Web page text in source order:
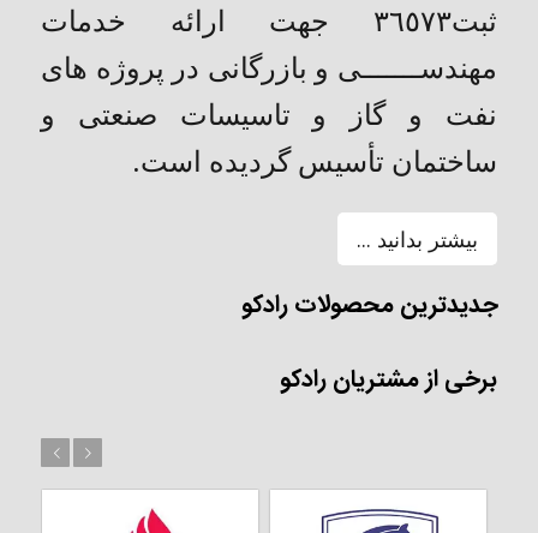
ثبت٣٦٥٧٣ جهت ارائه خدمات
مهندســـــــی و بازرگانی در پروژه های
نفت و گاز و تاسیسات صنعتی و
ساختمان تأسیس گردیده است.
بیشتر بدانید ...
جدیدترین محصولات رادکو
برخی از مشتریان رادکو